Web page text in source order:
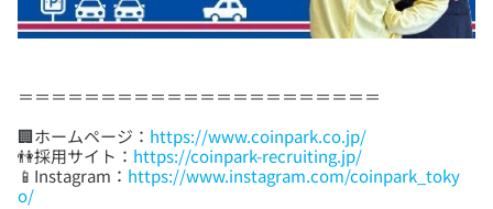
🏢ホームページ： https://www.coinpark.co.jp/
👫採用サイト： https://coinpark-recruiting.jp/
📱Instagram： https://www.instagram.com/coinpark_toky
o/